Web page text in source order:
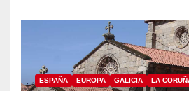
ESPAÑA EUROPA GALICIA LA